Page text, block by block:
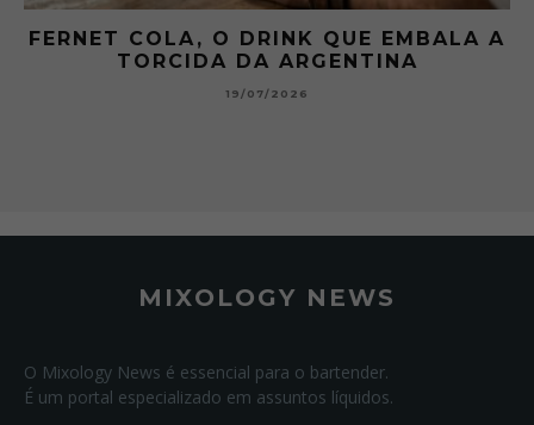
FERNET COLA, O DRINK QUE EMBALA A
TORCIDA DA ARGENTINA
19/07/2026
MIXOLOGY NEWS
O Mixology News é essencial para o bartender.
É um portal especializado em assuntos líquidos.